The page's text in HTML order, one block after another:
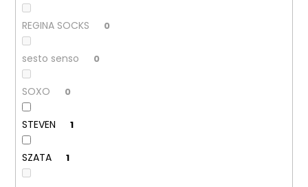
REGINA SOCKS 0
sesto senso 0
SOXO 0
STEVEN 1
SZATA 1